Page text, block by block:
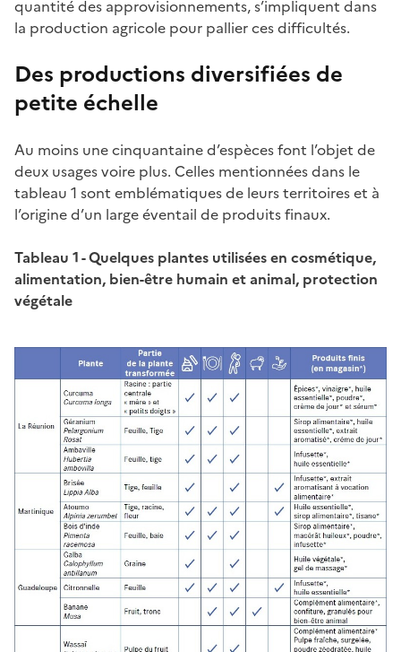
quantité des approvisionnements, s’impliquent dans
la production agricole pour pallier ces difficultés.
Des productions diversifiées de
petite échelle
Au moins une cinquantaine d’espèces font l’objet de
deux usages voire plus. Celles mentionnées dans le
tableau 1 sont emblématiques de leurs territoires et à
l’origine d’un large éventail de produits finaux.
Tableau 1 - Quelques plantes utilisées en cosmétique,
alimentation, bien-être humain et animal, protection
végétale